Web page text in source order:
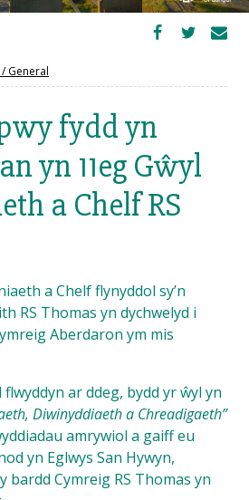
/General
fydd yn
yn 11eg Gŵyl
a Chelf RS
a Chelf flynyddol sy’n
RS Thomas yn dychwelyd i
Aberdaron ym mis
ar ddeg, bydd yr ŵyl yn
Diwinyddiaeth a Chreadigaeth”
amrywiol a gaiff eu
yn Eglwys San Hywyn,
bardd Cymreig RS Thomas yn